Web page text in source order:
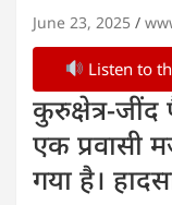
June 23, 2025
Listen to
कुरुक्षेत्र-
एक प्रवासी
गया है।